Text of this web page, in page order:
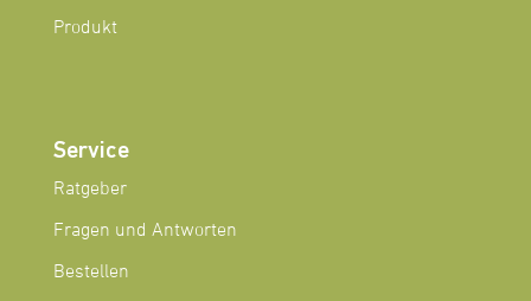
Produkt
Service
Ratgeber
Fragen und Antworten
Bestellen